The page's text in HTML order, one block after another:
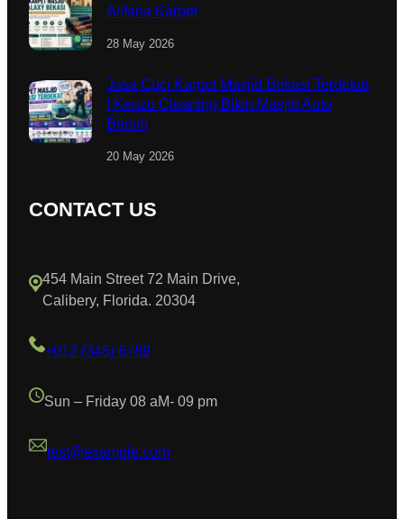
Alifana Karpet
28 May 2026
Jasa Cuci Karpet Masjid Bekasi Terdekat
| Kenzo Cleaning Bikin Masjid Auto
Bersih
20 May 2026
CONTACT US
454 Main Street 72 Main Drive,
Calibery, Florida. 20304
+012 (345) 6789
Sun – Friday 08 aM- 09 pm
test@example.com